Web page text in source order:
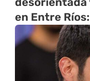
en Entre